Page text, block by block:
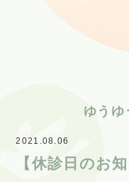
ゆうゆ
2021.08.06
【休診日のお